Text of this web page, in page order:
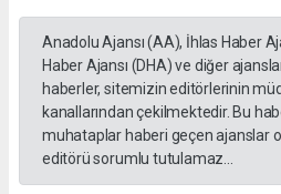
Anadolu Ajansı (AA), İhlas Haber
Haber Ajansı (DHA) ve diğer
haberler, sitemizin editörlerinin
kanallarından çekilmektedir. Bu
muhataplar haberi geçen ajanslar
editörü sorumlu tutulamaz...